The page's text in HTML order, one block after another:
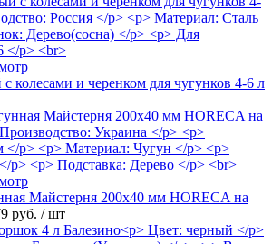
колесами и черенком для чугунков 4-6 л
Майстерня 200х40 мм HORECA на
руб. / шт